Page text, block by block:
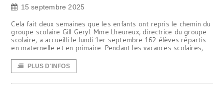
15 septembre 2025
Cela fait deux semaines que les enfants ont repris le chemin du
groupe scolaire Gill Geryl. Mme Lheureux, directrice du groupe
scolaire, a accueilli le lundi 1er septembre 162 élèves répartis
en maternelle et en primaire. Pendant les vacances scolaires,
PLUS D'INFOS